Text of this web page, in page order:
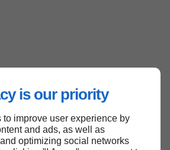
is our priority
to improve user experience by
and ads, as well as
optimizing social networks
Haut de page